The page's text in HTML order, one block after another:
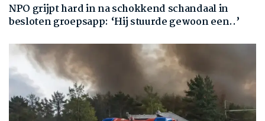
NPO grijpt hard in na schokkend schandaal in
besloten groepsapp: ‘Hij stuurde gewoon een..’